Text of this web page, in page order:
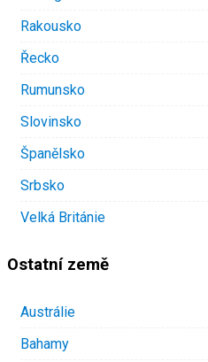
Rakousko
Řecko
Rumunsko
Slovinsko
Španělsko
Srbsko
Velká Británie
Ostatní země
Austrálie
Bahamy